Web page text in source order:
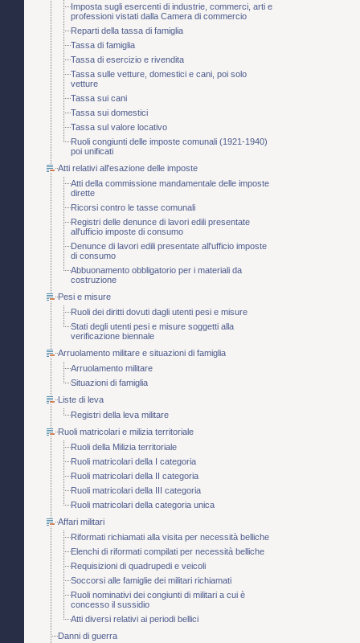
Imposta sugli esercenti di industrie, commerci, arti e
professioni vistati dalla Camera di commercio
Reparti della tassa di famiglia
Tassa di famiglia
Tassa di esercizio e rivendita
Tassa sulle vetture, domestici e cani, poi solo
vetture
Tassa sui cani
Tassa sui domestici
Tassa sul valore locativo
Ruoli congiunti delle imposte comunali (1921-1940)
poi unificati
Atti relativi all'esazione delle imposte
Atti della commissione mandamentale delle imposte
dirette
Ricorsi contro le tasse comunali
Registri delle denunce di lavori edili presentate
all'ufficio imposte di consumo
Denunce di lavori edili presentate all'ufficio imposte
di consumo
Abbuonamento obbligatorio per i materiali da
costruzione
Pesi e misure
Ruoli dei diritti dovuti dagli utenti pesi e misure
Stati degli utenti pesi e misure soggetti alla
verificazione biennale
Arruolamento militare e situazioni di famiglia
Arruolamento militare
Situazioni di famiglia
Liste di leva
Registri della leva militare
Ruoli matricolari e milizia territoriale
Ruoli della Milizia territoriale
Ruoli matricolari della I categoria
Ruoli matricolari della II categoria
Ruoli matricolari della III categoria
Ruoli matricolari della categoria unica
Affari militari
Riformati richiamati alla visita per necessità belliche
Elenchi di riformati compilati per necessità belliche
Requisizioni di quadrupedi e veicoli
Soccorsi alle famiglie dei militari richiamati
Ruoli nominativi dei congiunti di militari a cui è
concesso il sussidio
Atti diversi relativi ai periodi bellici
Danni di guerra